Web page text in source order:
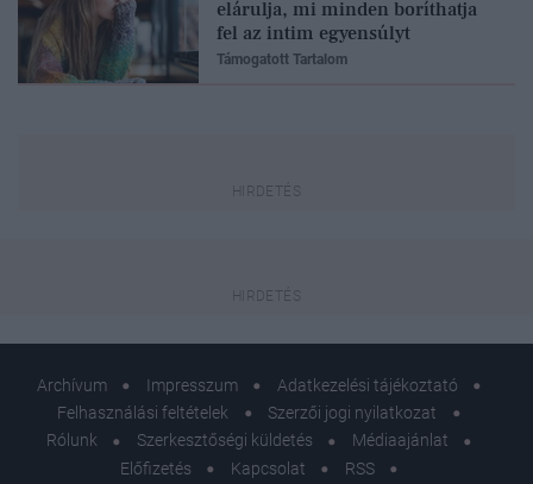
elárulja, mi minden boríthatja
fel az intim egyensúlyt
Támogatott Tartalom
Archívum Impresszum
Adatkezelési tájékoztató
Felhasználási feltételek
Szerzői jogi nyilatkozat
Rólunk
Szerkesztőségi küldetés
Médiaajánlat
Előfizetés
Kapcsolat
RSS